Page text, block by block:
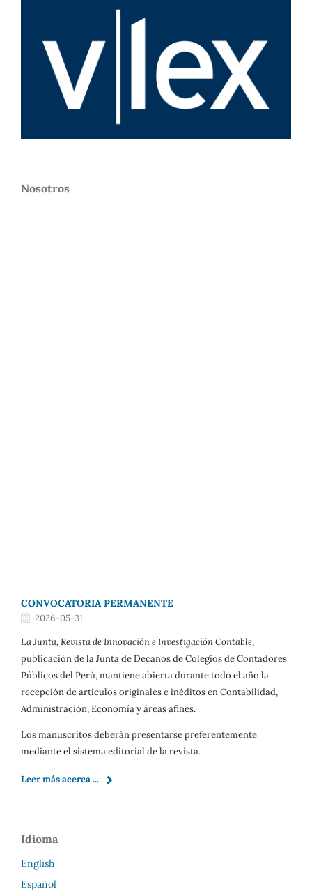
Nosotros
CONVOCATORIA PERMANENTE
2026-05-31
La Junta, Revista de Innovación e Investigación Contable,
publicación de la Junta de Decanos de Colegios de Contadores
Públicos del Perú, mantiene abierta durante todo el año la
recepción de artículos originales e inéditos en Contabilidad,
Administración, Economía y áreas afines.
Los manuscritos deberán presentarse preferentemente
mediante el sistema editorial de la revista.
Leer más acerca ...
Idioma
English
Español